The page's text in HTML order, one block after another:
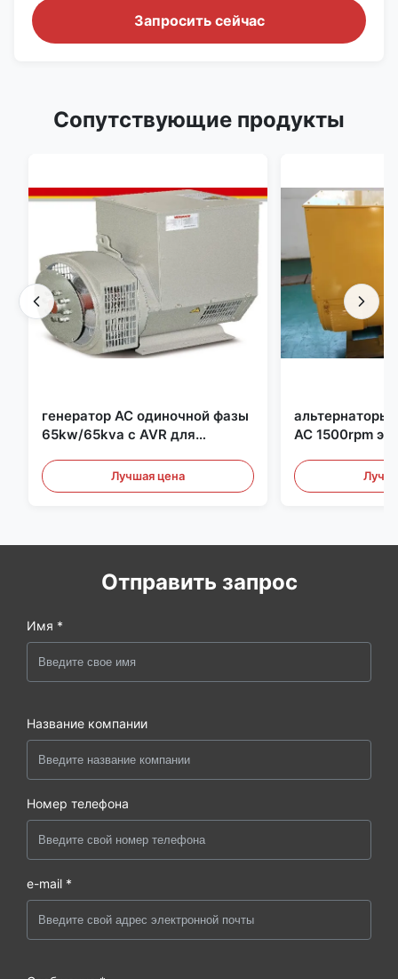
Запросить сейчас
Сопутствующие продукты
генератор AC одиночной фазы
65kw/65kva с AVR для
Лучшая цена
AC 1500rpm
Cummins
Отправить запрос
Имя *
Название компании
Номер телефона
e-mail *